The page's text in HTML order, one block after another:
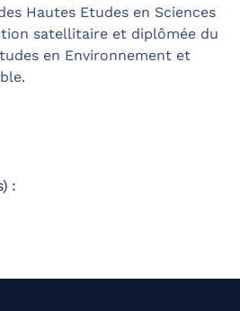
Hautes Etudes en Sciences
satellitaire et diplômée du
en Environnement et
: